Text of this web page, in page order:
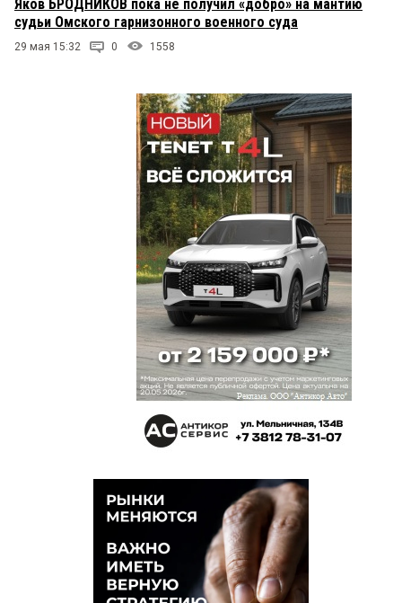
Яков БРОДНИКОВ пока не получил «добро» на мантию
судьи Омского гарнизонного военного суда
29 мая 15:32 0 1558